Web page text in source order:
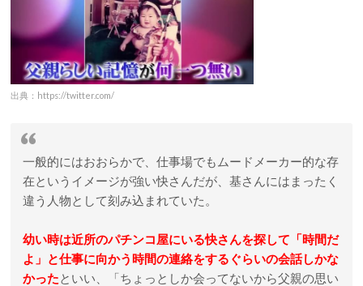
出典：https://twitter.com/
一般的にはおおらかで、仕事場でもムードメーカー的な存
在というイメージが強い快さんだが、基さんにはまったく
違う人物として刻み込まれていた。
幼い時は近所のパチンコ屋にいる快さんを探して「時間だ
よ」と仕事に向かう時間の連絡をするぐらいの会話しかな
かったといい、「ちょっとしか会ってないから父親の思い